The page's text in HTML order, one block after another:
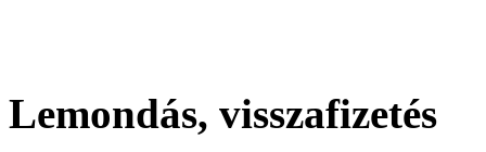
Lemondás, visszafizetés